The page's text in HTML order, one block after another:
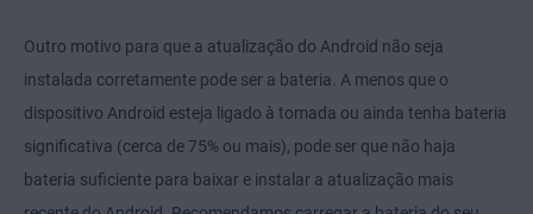
Outro motivo para que a atualização do Android não seja
instalada corretamente pode ser a bateria. A menos que o
dispositivo Android esteja ligado à tomada ou ainda tenha bateria
significativa (cerca de 75% ou mais), pode ser que não haja
bateria suficiente para baixar e instalar a atualização mais